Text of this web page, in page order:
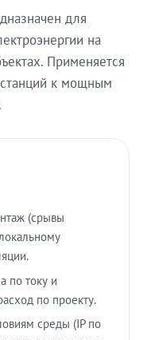
для
на
Применяется
к мощным
(срывы
по току и
по проекту.
среды (IP по